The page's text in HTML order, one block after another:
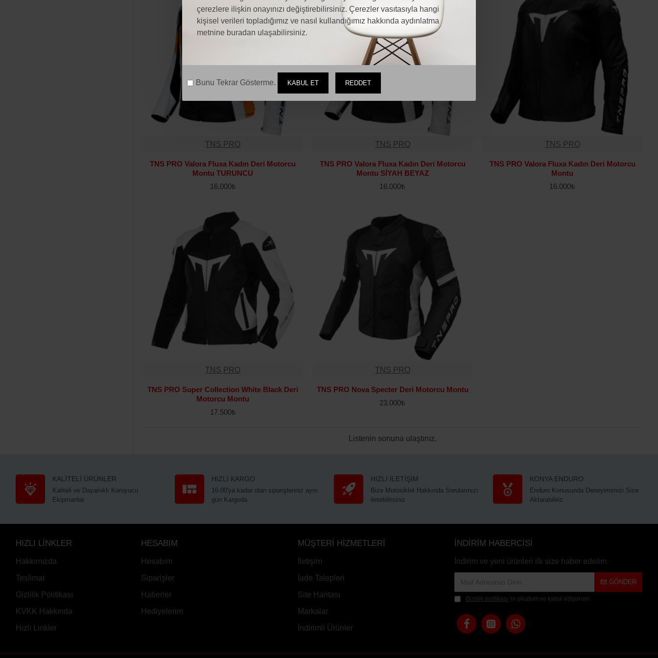
çerezlere ilişkin onayınızı değiştirebilirsiniz. Çerezler vasıtasıyla hangi
kişisel verileri topladığımız ve nasıl kullandığımız hakkında aydınlatma
metnine buradan ulaşabilirsiniz.
KABUL ET REDDET
Bunu Tekrar Gösterme.
TNS PRO
TNS PRO Valora Fluxa Kadın Deri Motorcu
Montu TURUNCU
16.000₺
TNS PRO
TNS PRO Valora Fluxa Kadın Deri Motorcu
Montu SİYAH BEYAZ
16.000₺
TNS PRO
TNS PRO Valora Fluxa Kadın Deri Motorcu
Montu
16.000₺
TNS PRO
TNS PRO Super Collection White Black Deri
Motorcu Montu
17.500₺
TNS PRO
TNS PRO Nova Specter Deri Motorcu Montu
23.000₺
Listenin sonuna ulaştınız.
KALİTELİ ÜRÜNLER
Kaliteli ve Dayanıklı Koruyucu
Ekipmanlar
HIZLI KARGO
16:00'ya kadar olan siparişleriniz aynı
gün Kargoda
HIZLI İLETİŞİM
Bize Motosiklet Hakkında Sorularınızı
iletebilirsiniz
KONYA ENDURO
Enduro Konusunda Deneyimimizi Size
Aktarabiliriz
HIZLI LİNKLER
Hakkımızda
Teslimat
Gizlilik Politikası
KVKK Hakkında
Hızlı Linkler
HESABIM
Hesabım
Siparişler
Haberler
Hediyelerim
MÜŞTERİ HİZMETLERİ
İletişim
İade Talepleri
Site Haritası
Markalar
İndirimli Ürünler
İNDİRİM HABERCİSİ
İndirim ve yeni ürünleri ilk size haber edelim.
GÖNDER
Gizlilik politikası 'ni okudum ve kabul ediyorum.